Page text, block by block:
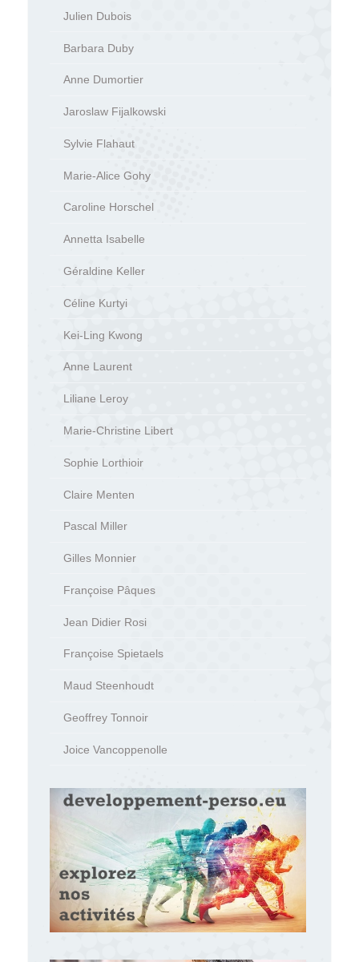
Julien Dubois
Barbara Duby
Anne Dumortier
Jaroslaw Fijalkowski
Sylvie Flahaut
Marie-Alice Gohy
Caroline Horschel
Annetta Isabelle
Géraldine Keller
Céline Kurtyi
Kei-Ling Kwong
Anne Laurent
Liliane Leroy
Marie-Christine Libert
Sophie Lorthioir
Claire Menten
Pascal Miller
Gilles Monnier
Françoise Pâques
Jean Didier Rosi
Françoise Spietaels
Maud Steenhoudt
Geoffrey Tonnoir
Joice Vancoppenolle